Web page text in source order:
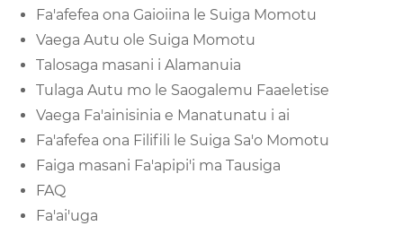
Fa'afefea ona Gaioiina le Suiga Momotu
Vaega Autu ole Suiga Momotu
Talosaga masani i Alamanuia
Tulaga Autu mo le Saogalemu Faaeletise
Vaega Fa'ainisinia e Manatunatu i ai
Fa'afefea ona Filifili le Suiga Sa'o Momotu
Faiga masani Fa'apipi'i ma Tausiga
FAQ
Fa'ai'uga